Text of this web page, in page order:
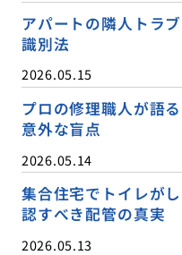
アパートの隣人トラ
識別法
2026.05.15
プロの修理職人が語
意外な盲点
2026.05.14
集合住宅でトイレが
認すべき配管の真実
2026.05.13